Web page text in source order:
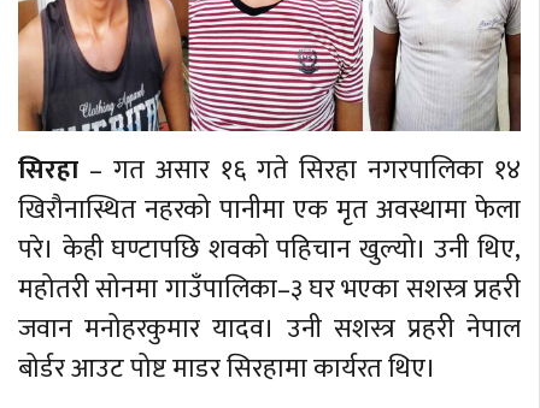
सिरहा – गत असार १६ गते सिरहा नगरपालिका १४
खिरौनास्थित नहरको पानीमा एक मृत अवस्थामा फेला
परे। केही घण्टापछि शवको पहिचान खुल्यो। उनी थिए,
महोतरी सोनमा गाउँपालिका–३ घर भएका सशस्त्र प्रहरी
जवान मनोहरकुमार यादव। उनी सशस्त्र प्रहरी नेपाल
बोर्डर आउट पोष्ट माडर सिरहामा कार्यरत थिए।